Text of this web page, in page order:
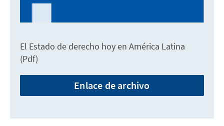
El Estado de derecho hoy en América Latina
(Pdf)
Enlace de archivo